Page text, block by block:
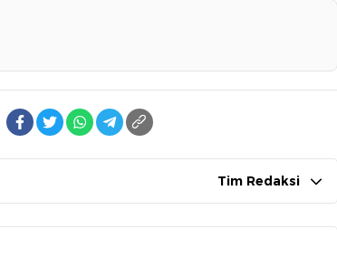
Tim Redaksi